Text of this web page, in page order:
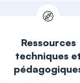
Ressources
techniques